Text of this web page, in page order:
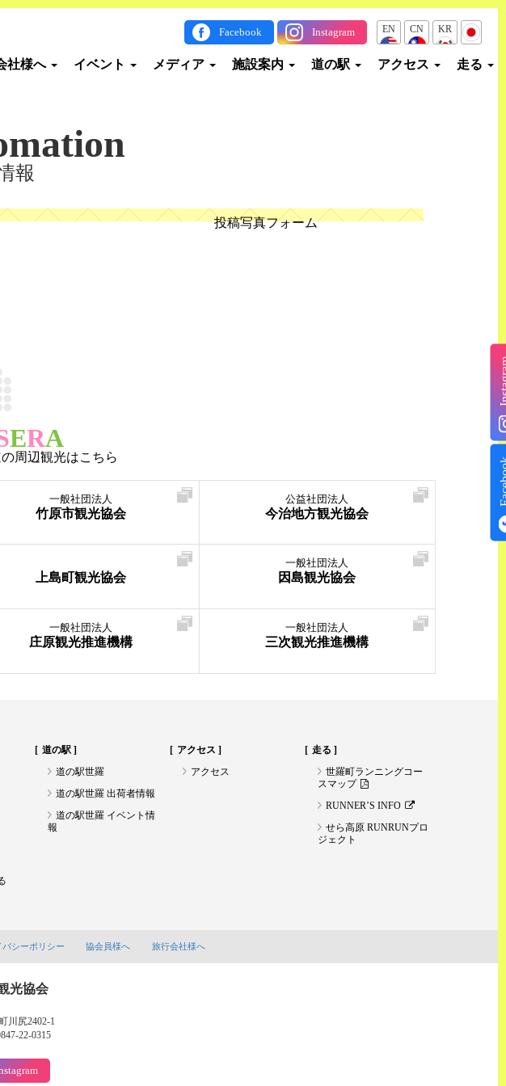
Facebook Instagram EN CN KR JP
社様へ イベント メディア 施設案内 道の駅 アクセス 走る
報
投稿写真フォーム
ERA
周辺観光はこちら
一般社団法人
竹原市観光協会
公益社団法人
今治地方観光協会
上島町観光協会
一般社団法人
因島観光協会
一般社団法人
庄原観光推進機構
一般社団法人
三次観光推進機構
道の駅
道の駅世羅
道の駅世羅 出荷者情報
道の駅世羅 イベント情
報
アクセス
アクセス
走る
世羅町ランニングコー
スマップ
RUNNER’S INFO
せら高原 RUNRUNプロ
ジェクト
バシーポリシー 協会員様へ 旅行会社様へ
光協会
川尻2402-1
22-0315